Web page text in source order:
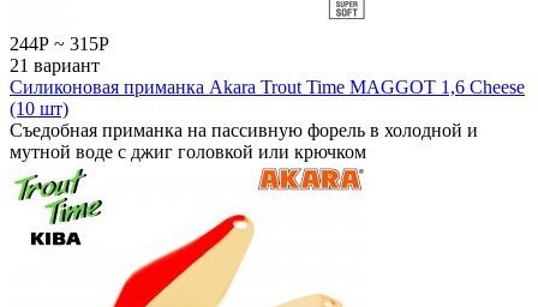
244Р ~ 315Р
21 вариант
Силиконовая приманка Akara Trout Time MAGGOT 1,6 Cheese
(10 шт)
Съедобная приманка на пассивную форель в холодной и
мутной воде с джиг головкой или крючком